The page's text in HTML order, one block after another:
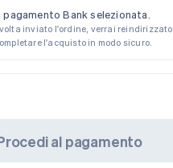
Bank selezionata.
inviato l'ordine, verrai reindirizzato
l'acquisto in modo sicuro.
al pagamento